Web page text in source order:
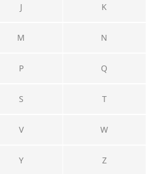
J K
M N
P Q
S T
V W
Y Z